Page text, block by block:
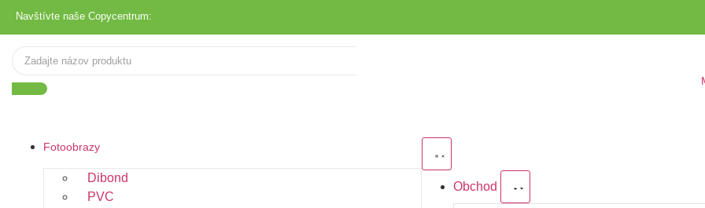
Navštívte naše Copycentrum:
Fotoobrazy
Dibond
PVC
Obchod